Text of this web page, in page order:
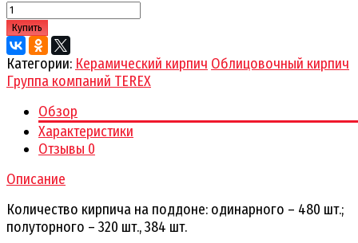
Купить
Категории: Керамический кирпич Облицовочный кирпич
Группа компаний TEREX
Обзор
Характеристики
Отзывы 0
Описание
Количество кирпича на поддоне: одинарного – 480 шт.;
полуторного – 320 шт., 384 шт.